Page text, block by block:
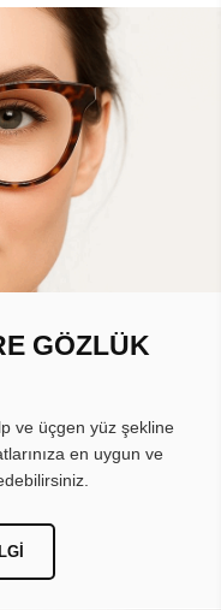
GÖZLÜK
ve üçgen yüz şekline
en uygun ve